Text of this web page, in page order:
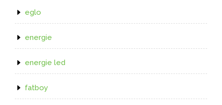
eglo
energie
energie led
fatboy